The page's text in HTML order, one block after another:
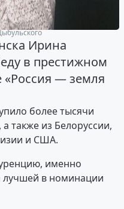
Ирина
в престижном
«Россия — земля
более тысячи
также из Белоруссии,
и США.
именно
лучшей в номинации